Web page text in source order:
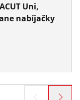
Uni,
nabíjačky